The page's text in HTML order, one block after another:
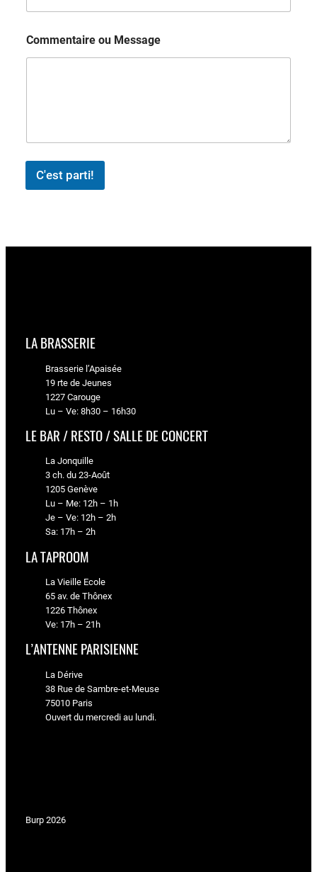
?
t
e
s
Commentaire ou Message
C'est parti!
LA BRASSERIE
Brasserie l’Apaisée
19 rte de Jeunes
1227 Carouge
Lu – Ve: 8h30 – 16h30
LE BAR / RESTO / SALLE DE CONCERT
La Jonquille
3 ch. du 23-Août
1205 Genève
Lu – Me: 12h – 1h
Je – Ve: 12h – 2h
Sa: 17h – 2h
LA TAPROOM
La Vieille Ecole
65 av. de Thônex
1226 Thônex
Ve: 17h – 21h
L’ANTENNE PARISIENNE
La Dérive
38 Rue de Sambre-et-Meuse
75010 Paris
Ouvert du mercredi au lundi.
Burp 2026